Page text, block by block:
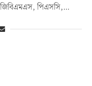
পিএসসি,…